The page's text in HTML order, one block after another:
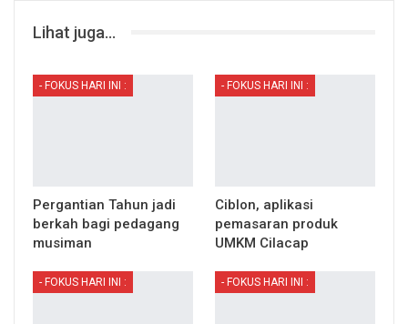
Lihat juga...
- FOKUS HARI INI :
Pergantian Tahun jadi
berkah bagi pedagang
musiman
- FOKUS HARI INI :
Ciblon, aplikasi
pemasaran produk
UMKM Cilacap
- FOKUS HARI INI : - FOKUS HARI INI :